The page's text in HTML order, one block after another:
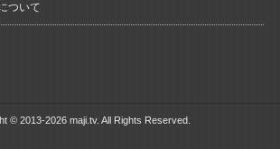
ついて
© 2013-2026 maji.tv. All Rights Reserved.